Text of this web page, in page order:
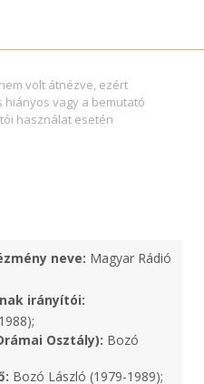
volt átnézve, ezért
vagy a bemutató
használat esetén
neve: Magyar Rádió
irányítói:
Osztály): Bozó
Bozó László (1979-1989);